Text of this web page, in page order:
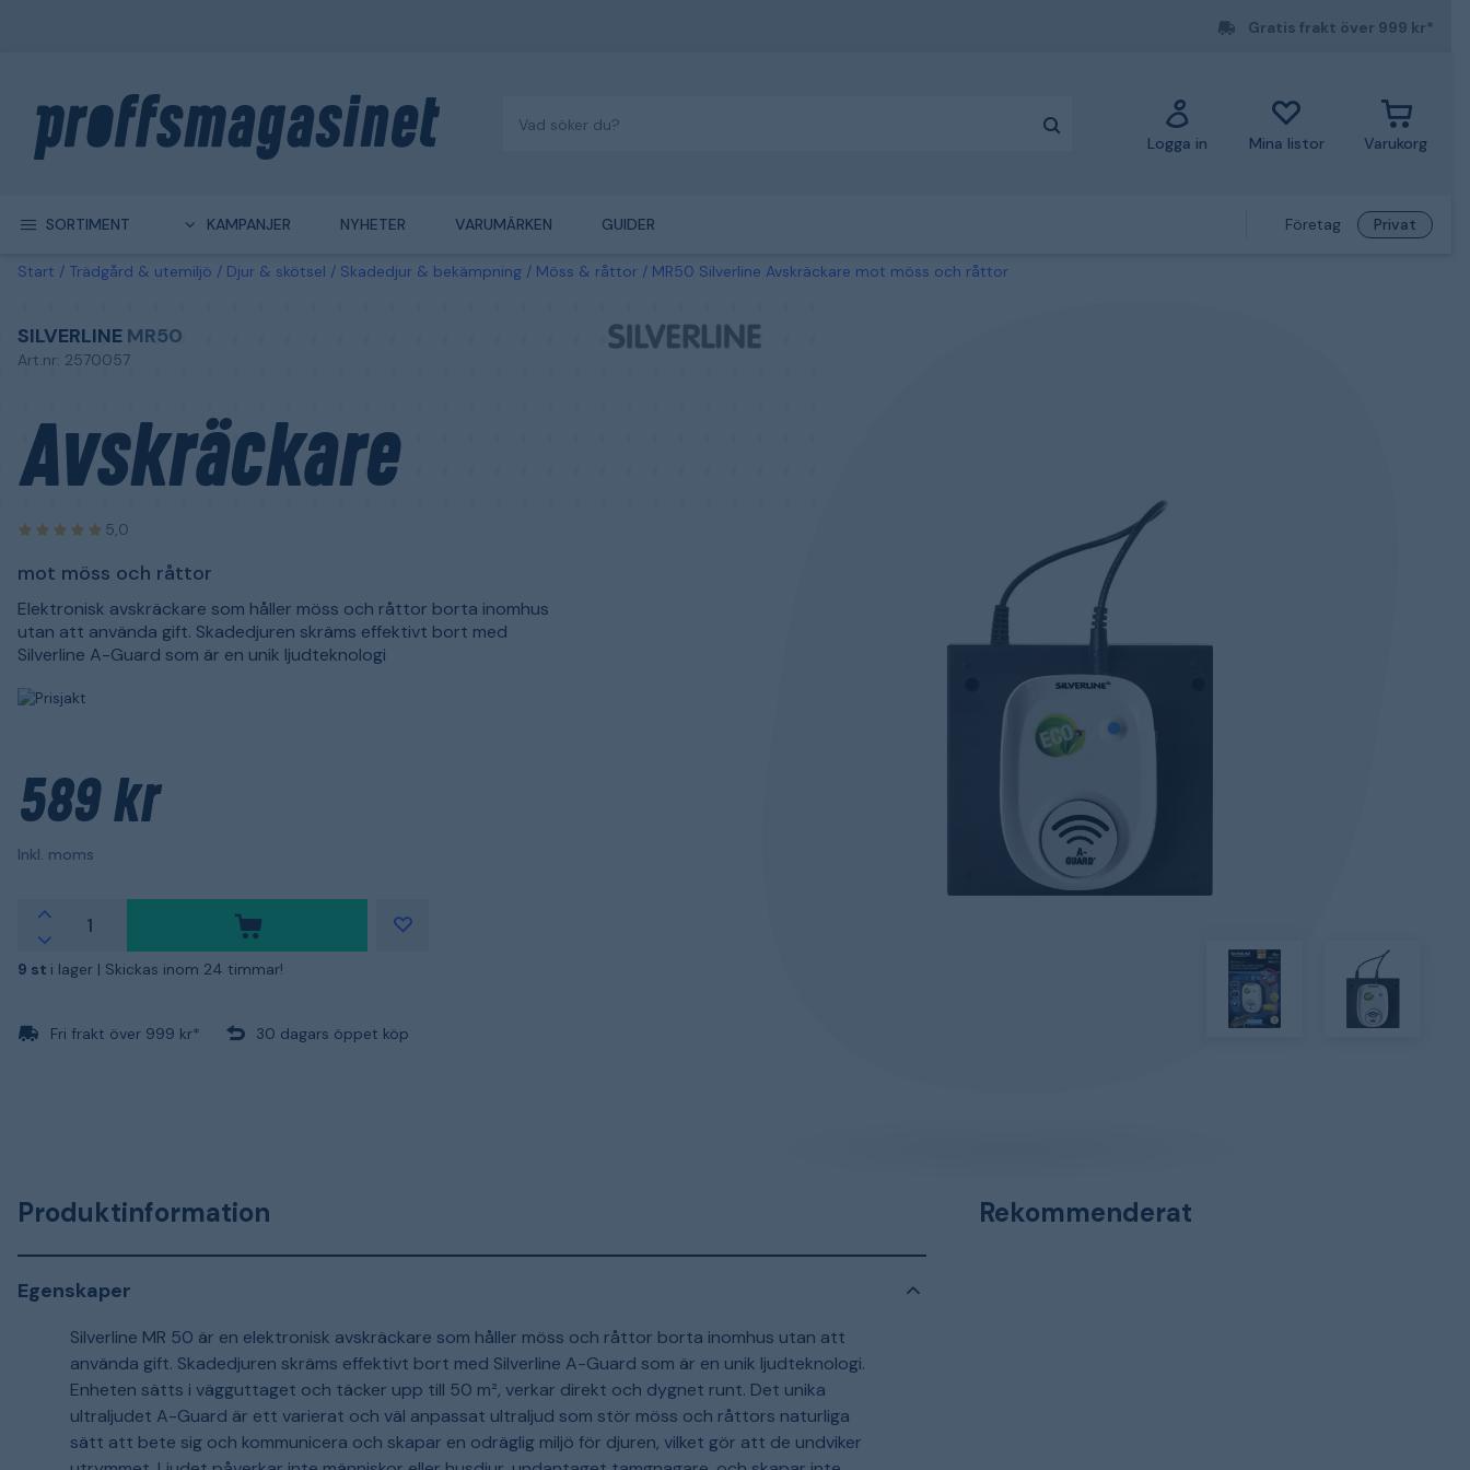
Gratis frakt över 999 kr*
Logga in Mina listor Varukorg
SORTIMENT KAMPANJER NYHETER VARUMÄRKEN GUIDER Företag Privat
Start Trädgård & utemiljö Djur & skötsel Skadedjur & bekämpning Möss & råttor MR50 Silverline Avskräckare mot möss och råttor
SILVERLINE MR50
Art.nr: 2570057
Avskräckare
5,0
mot möss och råttor
Elektronisk avskräckare som håller möss och råttor borta inomhus
utan att använda gift. Skadedjuren skräms effektivt bort med
Silverline A-Guard som är en unik ljudteknologi
589 kr
Inkl. moms
9 st i lager | Skickas inom 24 timmar!
Fri frakt över 999 kr* 30 dagars öppet köp
Produktinformation
Egenskaper
Silverline MR 50 är en elektronisk avskräckare som håller möss och råttor borta inomhus utan att
använda gift. Skadedjuren skräms effektivt bort med Silverline A-Guard som är en unik ljudteknologi.
Enheten sätts i vägguttaget och täcker upp till 50 m², verkar direkt och dygnet runt. Det unika
ultraljudet A-Guard är ett varierat och väl anpassat ultraljud som stör möss och råttors naturliga
sätt att bete sig och kommunicera och skapar en odräglig miljö för djuren, vilket gör att de undviker
Rekommenderat